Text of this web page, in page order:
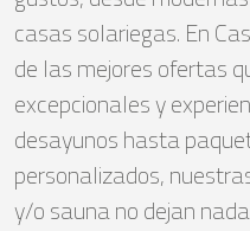
casas solariegas. En
de las mejores ofertas
excepcionales y
desayunos hasta
personalizados,
y/o sauna no dejan